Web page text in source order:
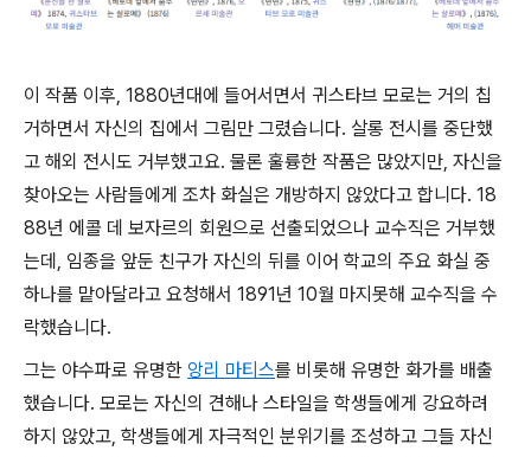
이 작품 이후, 1880년대에 들어서면서 귀스타브 모로는 거의 칩
거하면서 자신의 집에서 그림만 그렸습니다. 살롱 전시를 중단했
고 해외 전시도 거부했고요. 물론 훌륭한 작품은 많았지만, 자신을
찾아오는 사람들에게 조차 화실은 개방하지 않았다고 합니다. 18
88년 에콜 데 보자르의 회원으로 선출되었으나 교수직은 거부했
는데, 임종을 앞둔 친구가 자신의 뒤를 이어 학교의 주요 화실 중
하나를 맡아달라고 요청해서 1891년 10월 마지못해 교수직을 수
락했습니다.
그는 야수파로 유명한 앙리 마티스를 비롯해 유명한 화가를 배출
했습니다. 모로는 자신의 견해나 스타일을 학생들에게 강요하려
하지 않았고, 학생들에게 자극적인 분위기를 조성하고 그들 자신